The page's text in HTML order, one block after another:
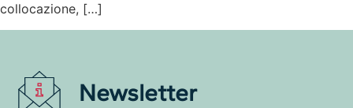
collocazione, […]
Newsletter